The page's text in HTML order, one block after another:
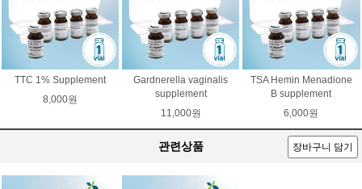
TTC 1% Supplement
8,000원
Gardnerella vaginalis
supplement
11,000원
TSA Hemin Menadione
B supplement
6,000원
관련상품 장바구니 담기